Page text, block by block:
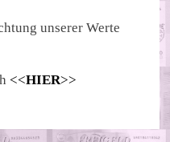
unserer Werte
<<HIER>>